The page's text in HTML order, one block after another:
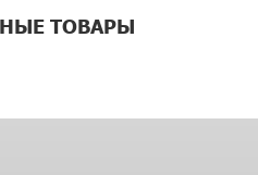
ТОВАРЫ